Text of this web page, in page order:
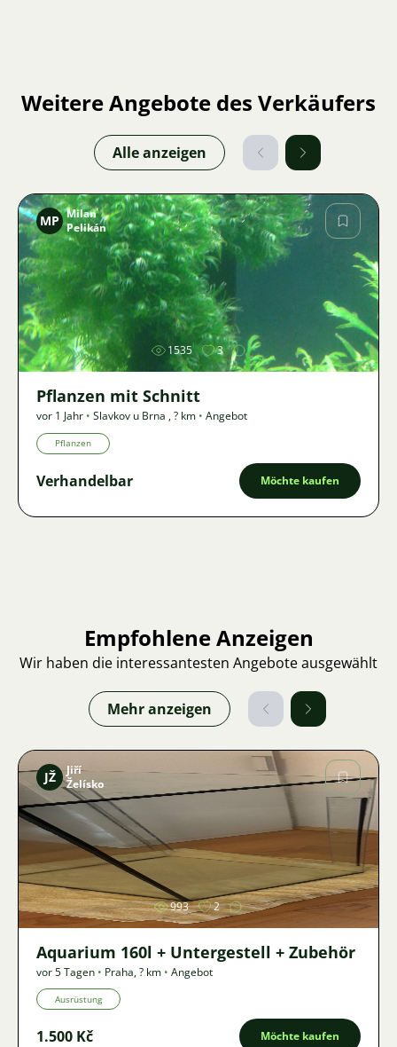
Weitere Angebote des Verkäufers
Alle anzeigen
Bild
MP Milan
Pelikán
1535 3
Pflanzen mit Schnitt
vor 1 Jahr • Slavkov u Brna ,? km • Angebot
Pflanzen
Verhandelbar Möchte kaufen
Empfohlene Anzeigen
Wir haben die interessantesten Angebote ausgewählt
Mehr anzeigen
Bild
JŽ
Jiří
Želísko
993 2
Aquarium 160l + Untergestell + Zubehör
vor 5 Tagen • Praha,? km • Angebot
Ausrüstung
1.500 Kč Möchte kaufen